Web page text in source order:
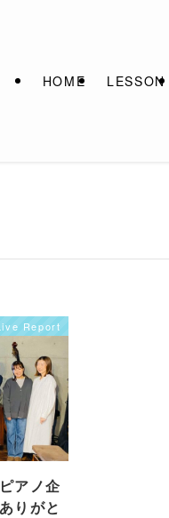
HOME LESSON
Report
アノ企
りがと